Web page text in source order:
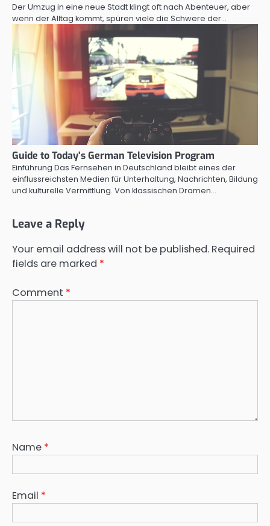
Der Umzug in eine neue Stadt klingt oft nach Abenteuer, aber
wenn der Alltag kommt, spüren viele die Schwere der…
Guide to Today’s German Television Program
Einführung Das Fernsehen in Deutschland bleibt eines der
einflussreichsten Medien für Unterhaltung, Nachrichten, Bildung
und kulturelle Vermittlung. Von klassischen Dramen…
Leave a Reply
Your email address will not be published. Required
fields are marked *
Comment *
Name *
Email *